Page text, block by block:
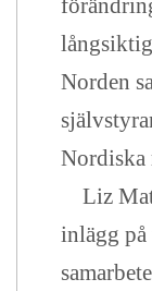
Norden
Nordiska
Liz
inlägg